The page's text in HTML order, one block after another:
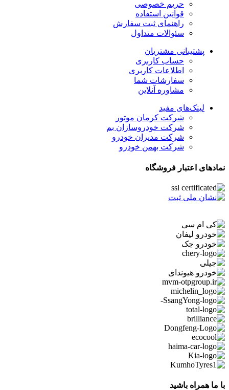
حریم خصوصی
قوانین استفاده
راهنمای ثبت سفارش
سئوالات متداول
پشتیبانی مشتریان
حساب کاربری
اطلاعات کاربری
سفارشات شما
مشاوره آنلاین
لینک‌های مفید
شرکت کرمان موتور
شرکت خودروسازان بم
شرکت مدیران خودرو
شرکت بهمن خودرو
نمادهای اعتبار فروشگاه
با ما همراه باشید